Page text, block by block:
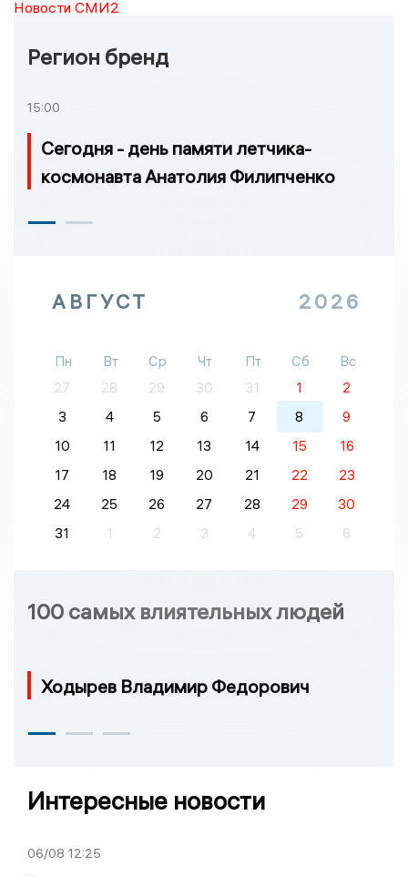
Новости СМИ2
Регион бренд
15:00
Сегодня - день памяти летчика-
космонавта Анатолия Филипченко
АВГУСТ 2026
Пн Вт Ср Чт Пт Сб
Вс
27
28 29 30 31 1
2
3
4 5 6 7 8
9
10
11 12 13 14 15
16
17
18 19 20 21 22
23
24
25 26 27 28 29
30
31
1 2 3 4 5 6
100 самых влиятельных людей
Ходырев Владимир Федорович
Интересные новости
06/08 12:25